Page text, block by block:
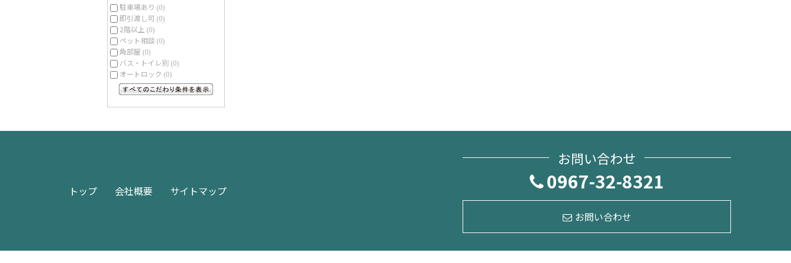
駐車場あり (0)
即引渡し可 (0)
2階以上 (0)
ペット相談 (0)
角部屋 (0)
バス・トイレ別 (0)
オートロック (0)
トップ 会社概要 サイトマップ
お問い合わせ
0967-32-8321
お問い合わせ